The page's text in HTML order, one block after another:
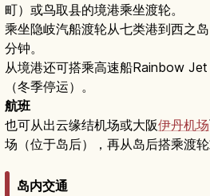
町）或鸟取县的境港乘坐渡轮。
乘坐隐岐汽船渡轮从七类港到西之
分钟。
从境港还可搭乘高速船Rainbow
（冬季停运）。
航班
也可从出云缘结机场或大阪伊丹机场
场（位于岛后），再从岛后搭乘渡轮
岛内交通